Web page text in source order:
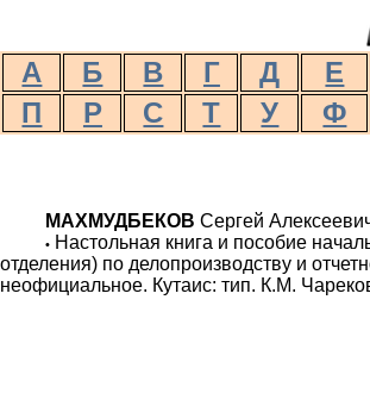
А Б В Г Д Е
П
Р С Т У Ф
МАХМУДБЕКОВ Сергей
• Настольная книга и пособие
отделения) по делопроизводству и
неофициальное. Кутаис: тип. К.М.